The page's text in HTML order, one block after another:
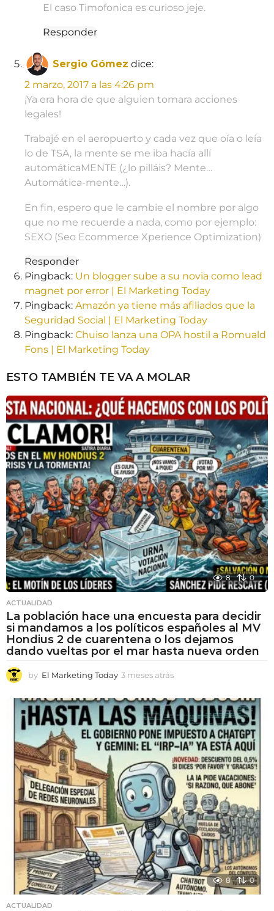
El caso Timofonica es curioso jeje.
Responder
Sergio Gómez dice:
2 marzo, 2017 a las 4:26 pm
¡Ya era hora de que alguien tomara acciones
legales!
Trabajé en el aeropuerto y cada vez que oía o leía
lo de TSA, la mente se me iba hacía allí
automáticaMENTE (¿lo pilláis? Mente…
Automática-mente…).
En fin, espero que le cambie el nombre por algo
que no me recuerde a nada, como por ejemplo:
SEXO (Seo Ecommerce Xperience Optimization)
Responder
Pingback: Un blogger sube a su novia como lead
magnet por error | El Marketing Today
Pingback: Amazón ya tiene más afiliados que la
Seguridad Social | El Marketing Today
Pingback: Chuiso lanza una OPA hostil a Romuald
Fons | El Marketing Today
ESTO TAMBIÉN TE VA A MOLAR
8 0
ACTUALIDAD
La población hace una encuesta para decidir
si mandamos a los políticos españoles al MV
Hondius 2 de cuarentena o los dejamos
dando vueltas por el mar hasta nueva orden
by El Marketing Today 3 meses atrás
e
s
e
s
a
t
r
á
s
8 0
ACTUALIDAD